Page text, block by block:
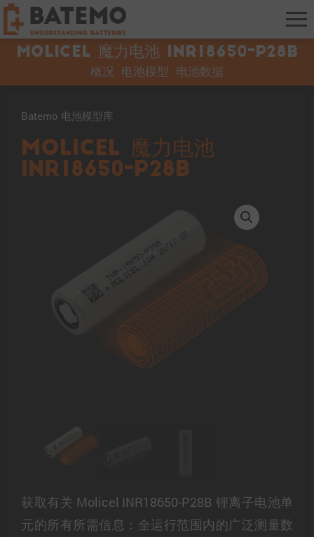
Molicel 魔力电池 INR18650-P28B
概况 电池模型 电池数据
Batemo 电池模型库
Molicel 魔力电池
INR18650-P28B
获取有关 Molicel INR18650-P28B 锂离子电池单
元的所有所需信息：全运行范围内的广泛测量数